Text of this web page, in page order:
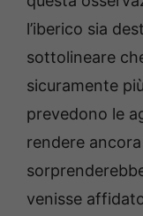
l’iberico sia
sottolineare
sicuramente
prevedono le
rendere
venisse